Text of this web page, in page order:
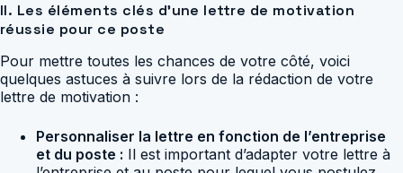
II. Les éléments clés d’une lettre de motivation
réussie pour ce poste
Pour mettre toutes les chances de votre côté, voici
quelques astuces à suivre lors de la rédaction de votre
lettre de motivation :
Personnaliser la lettre en fonction de l’entreprise
et du poste : Il est important d’adapter votre lettre à